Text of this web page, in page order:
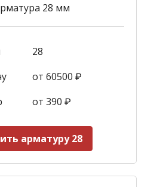
28 мм
28
от 60500 ₽
от 390 ₽
арматуру 28